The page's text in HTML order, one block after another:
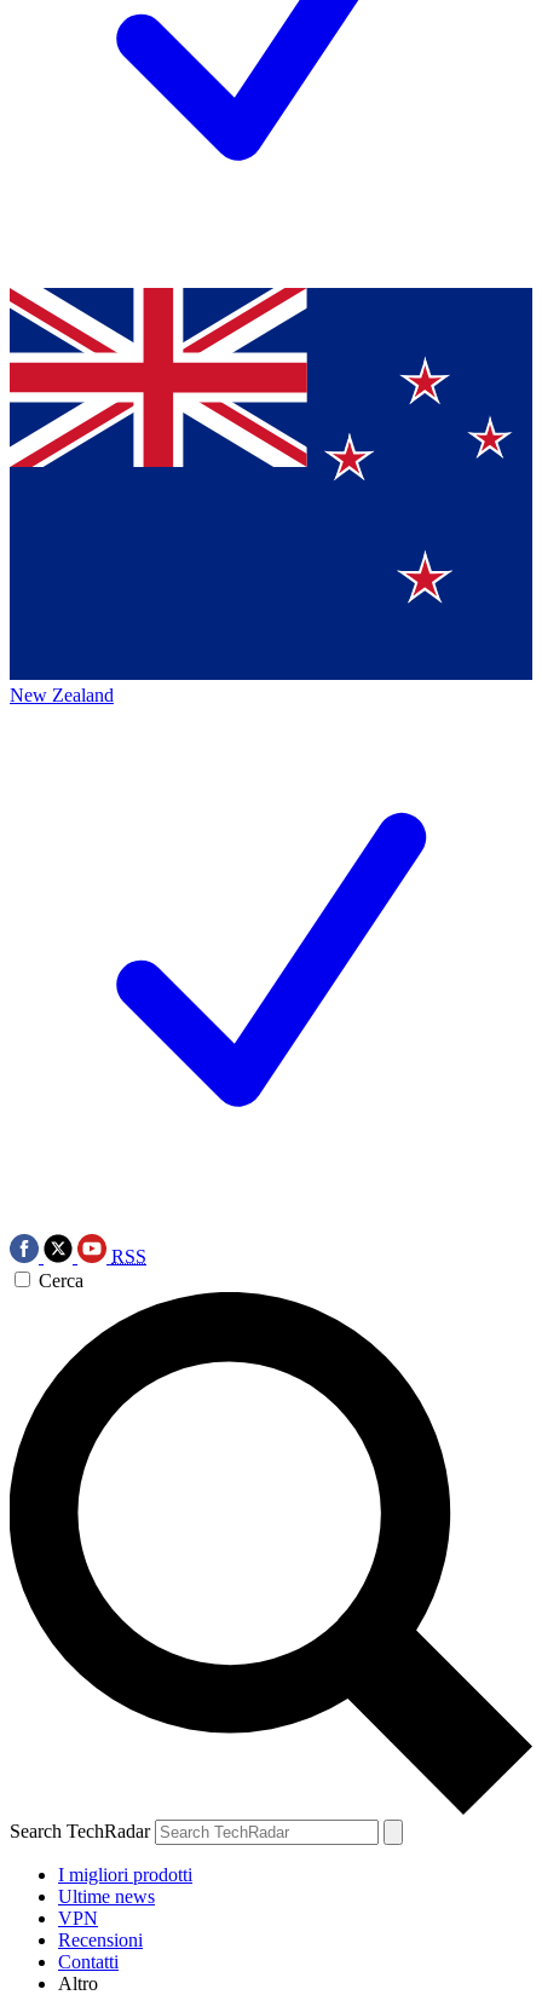
New Zealand
RSS
Cerca
Search TechRadar
I migliori prodotti
Ultime news
VPN
Recensioni
Contatti
Altro